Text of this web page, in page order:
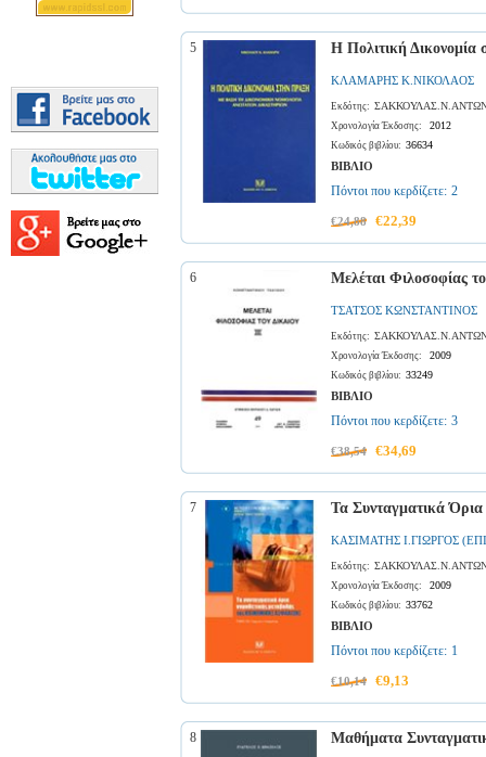
5 Η Πολιτική Δικονομία
ΚΛΑΜΑΡΗΣ Κ.ΝΙΚΟΛΑΟΣ
Εκδότης:
Χρονολογία Έκδοσης: 2012
Κωδικός βιβλίου: 36634
ΒΙΒΛΙΟ
Πόντοι που κερδίζετε: 2
€24,88 €22,39
6 Μελέται Φιλοσοφίας
ΤΣΑΤΣΟΣ ΚΩΝΣΤΑΝΤΙΝΟΣ
Εκδότης:
Χρονολογία Έκδοσης: 2009
Κωδικός βιβλίου: 33249
ΒΙΒΛΙΟ
Πόντοι που κερδίζετε: 3
€38,54 €34,69
7 Τα Συνταγματικά
ΚΑΣΙΜΑΤΗΣ Ι.ΓΙΩΡΓΟΣ
Εκδότης:
Χρονολογία Έκδοσης: 2009
Κωδικός βιβλίου: 33762
ΒΙΒΛΙΟ
Πόντοι που κερδίζετε: 1
€10,14 €9,13
8 Μαθήματα